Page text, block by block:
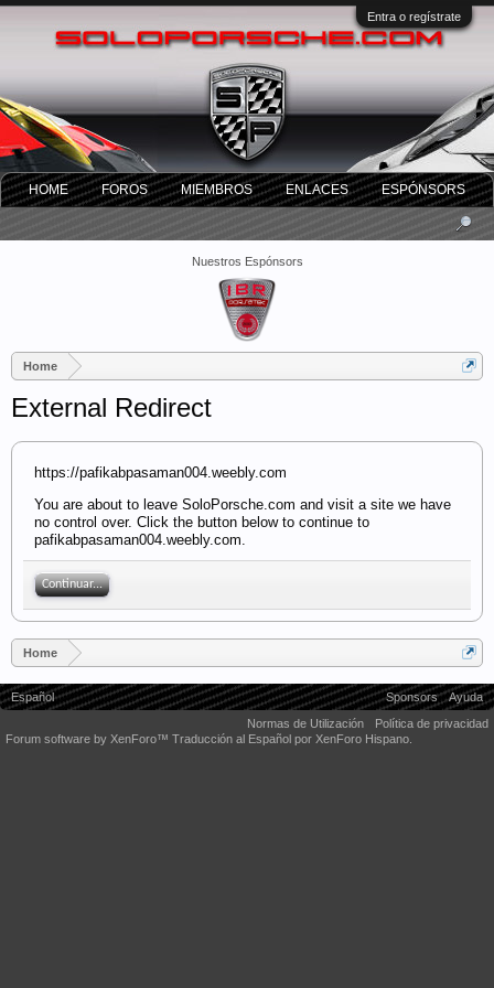
Entra o regístrate
Nuestros Espónsors
Home
External Redirect
https://pafikabpasaman004.weebly.com
You are about to leave SoloPorsche.com and visit a site we have
no control over. Click the button below to continue to
pafikabpasaman004.weebly.com.
Continuar...
Home
HOME FOROS MIEMBROS ENLACES ESPÓNSORS
Español Sponsors
Ayuda
Normas de Utilización
Política de privacidad
Forum software by XenForo™ Traducción al Español por XenForo Hispano.